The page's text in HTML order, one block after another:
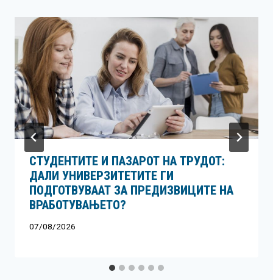
СТУДЕНТИТЕ И ПАЗАРОТ НА ТРУДОТ:
ДАЛИ УНИВЕРЗИТЕТИТЕ ГИ
ПОДГОТВУВААТ ЗА ПРЕДИЗВИЦИТЕ НА
ВРАБОТУВАЊЕТО?
07/08/2026